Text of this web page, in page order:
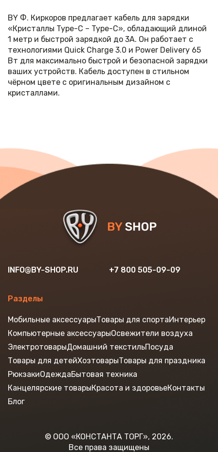
BY Ф. Киркоров предлагает кабель для зарядки
«Кристаллы Type-C – Type-C», обладающий длиной
1 метр и быстрой зарядкой до 3А. Он работает с
технологиями Quick Charge 3.0 и Power Delivery 65
Вт для максимально быстрой и безопасной зарядки
ваших устройств. Кабель доступен в стильном
чёрном цвете с оригинальным дизайном с
кристаллами.
INFO@BY-SHOP.RU +7 800 505-09-09
Разделы
© ООО «КОНСТАНТА ТОРГ», 2026.
Все права защищены
Мобильные аксессуарыТовары для спортаИнтерьер
Компьютерные аксессуарыОсвежители воздуха
ЭлектротоварыДомашний текстильПосуда
Товары для детейХозтоварыТовары для праздника
РюкзакиОдеждаБытовая техника
Канцелярские товарыКрасота и здоровьеКонтакты
Блог